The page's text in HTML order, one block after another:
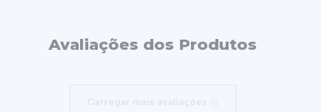
Avaliações dos Produtos
Carregar mais avaliações